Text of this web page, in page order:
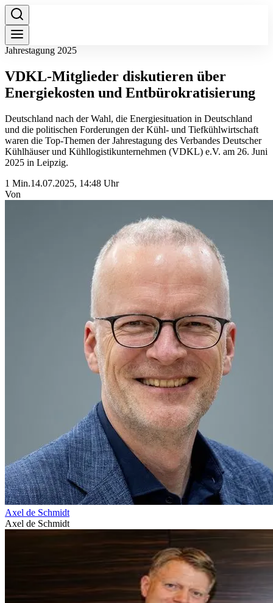
Jahrestagung 2025
VDKL-Mitglieder diskutieren über
Energiekosten und Entbürokratisierung
Deutschland nach der Wahl, die Energiesituation in Deutschland
und die politischen Forderungen der Kühl- und Tiefkühlwirtschaft
waren die Top-Themen der Jahrestagung des Verbandes Deutscher
Kühlhäuser und Kühllogistikunternehmen (VDKL) e.V. am 26. Juni
2025 in Leipzig.
1 Min.14.07.2025, 14:48 Uhr
Von
Axel de Schmidt
Axel de Schmidt